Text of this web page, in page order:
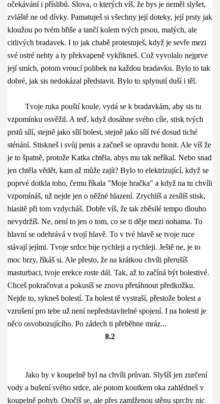
očekávání i příslibů. Slova, o kterých víš, že bys je neměl slyšet,
zvláště ne od dívky. Pamatuješ si všechny její doteky, její prsty jak
kloužou po tvém břiše a tančí kolem tvých prsou, malých, ale
citlivých bradavek. I to jak chabě protestuješ, když je sevře mezi
své ostré nehty a ty překvapeně vykřikneš. Což vyvolalo nejprve
její smích, potom vroucí polibek na každou bradavku. Bylo to tak
dobré, jak sis nedokázal představit. Bylo to splynutí duší i těl.
Tvoje ruka pouští koule, vydá se k bradavkám, aby sis tu
vzpomínku osvěžil. A teď, když dosáhne svého cíle, stisk tvých
prstů sílí, stejně jako sílí bolest, stejně jako sílí tvé dosud tiché
sténání. Stiskneš i svůj penis a začneš se opravdu honit. Ale víš že
je to špatně, protože Katka chtěla, abys mu tak neříkal. Nebo snad
jen chtěla vědět, kam až může zajít? Bylo to elektrizující, když se
poprvé dotkla toho, čemu říkala "Moje hračka" a když na tu chvíli
vzpomínáš, už nejde jen o něžné hlazení. Zrychlíš a zesílíš stisk,
hlasitě při tom vzdycháš. Dobře víš, že tak zběsilé tempo dlouho
nevydržíš. Ne, není to jen o tom, co se ti děje mezi nohama. To
hlavní se odehrává v tvojí hlavě. To v tvé hlavě se tvoje ruce
stávají jejími. Tvoje srdce bije rychleji a rychleji. Ještě ne, je to
moc brzy, říkáš si. Ale přesto, že na krátkou chvíli přerušíš
masturbaci, tvoje erekce roste dál. Tak, až to začíná být bolestivé.
Chceš pokračovat a pokusíš se znovu přetáhnout předkožku.
Nejde to, sykneš bolestí. Ta bolest tě vystraší, přestože bolest a
vzrušení pro tebe už není nepředstavitelné spojení. I na bolesti je
něco osvobozujícího. Po zádech ti přeběhne mráz...
8.2
Jako by v koupelně byl na chvíli průvan. Slyšíš jen zurčení
vody a bušení svého srdce, ale potom koutkem oka zahlédneš v
koupelně pohyb. Otočíš se, ale přes zamlženou stěnu sprchy nic